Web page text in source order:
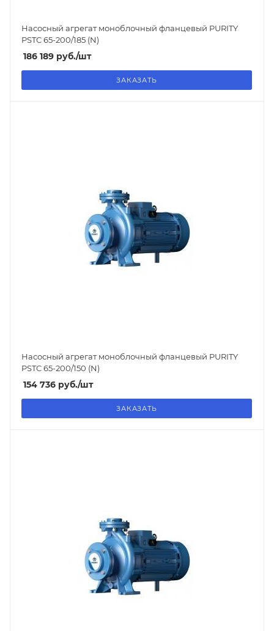
Насосный агрегат моноблочный фланцевый PURITY
PSTC 65-200/185 (N)
186 189 руб./шт
ЗАКАЗАТЬ
Насосный агрегат моноблочный фланцевый PURITY
PSTC 65-200/150 (N)
154 736 руб./шт
ЗАКАЗАТЬ